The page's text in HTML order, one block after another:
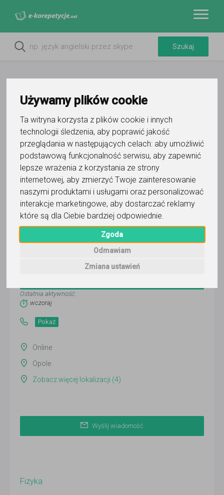
Używamy plików cookie
Ta witryna korzysta z plików cookie i innych
technologii śledzenia, aby poprawić jakość
przeglądania w następujących celach: aby umożliwić
podstawową funkcjonalność serwisu, aby zapewnić
lepsze wrażenia z korzystania ze strony
internetowej, aby zmierzyć Twoje zainteresowanie
naszymi produktami i usługami oraz personalizować
interakcje marketingowe, aby dostarczać reklamy
które są dla Ciebie bardziej odpowiednie
Zgoda
Odmawiam
Zmiana ustawień
Do ulubionych
Oznacz wystąpienie kontaktu
Ostatnia aktywność:
wczoraj
Pokaż
Online
Opole
Zobacz więcej lokalizacji (4)
Wyślij wiadomość
Fizyka